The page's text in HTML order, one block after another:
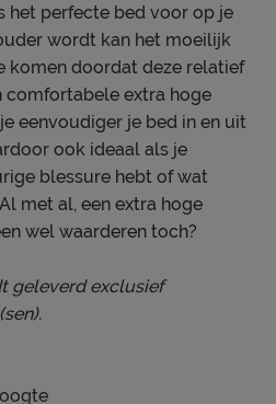
het perfecte bed voor op je
wordt kan het moeilijk
komen doordat deze relatief
comfortabele extra hoge
eenvoudiger je bed in en uit
ook ideaal als je
blessure hebt of wat
met al, een extra hoge
wel waarderen toch?
geleverd exclusief